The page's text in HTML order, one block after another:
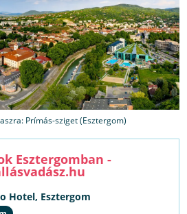
Prímás-sziget (Esztergom)
Esztergomban -
Hotel, Esztergom